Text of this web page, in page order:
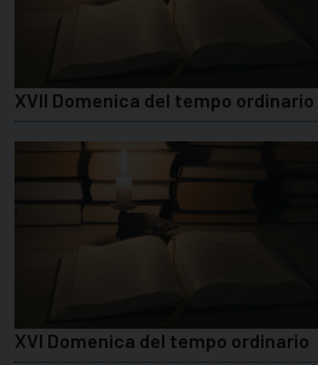
XVII Domenica del tempo ordinario
XVI Domenica del tempo ordinario